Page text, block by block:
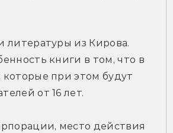
литературы из Кирова.
книги в том, что в
которые при этом будут
от 16 лет.
место действия